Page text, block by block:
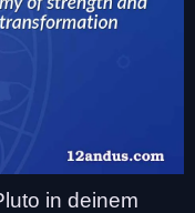
in deinem